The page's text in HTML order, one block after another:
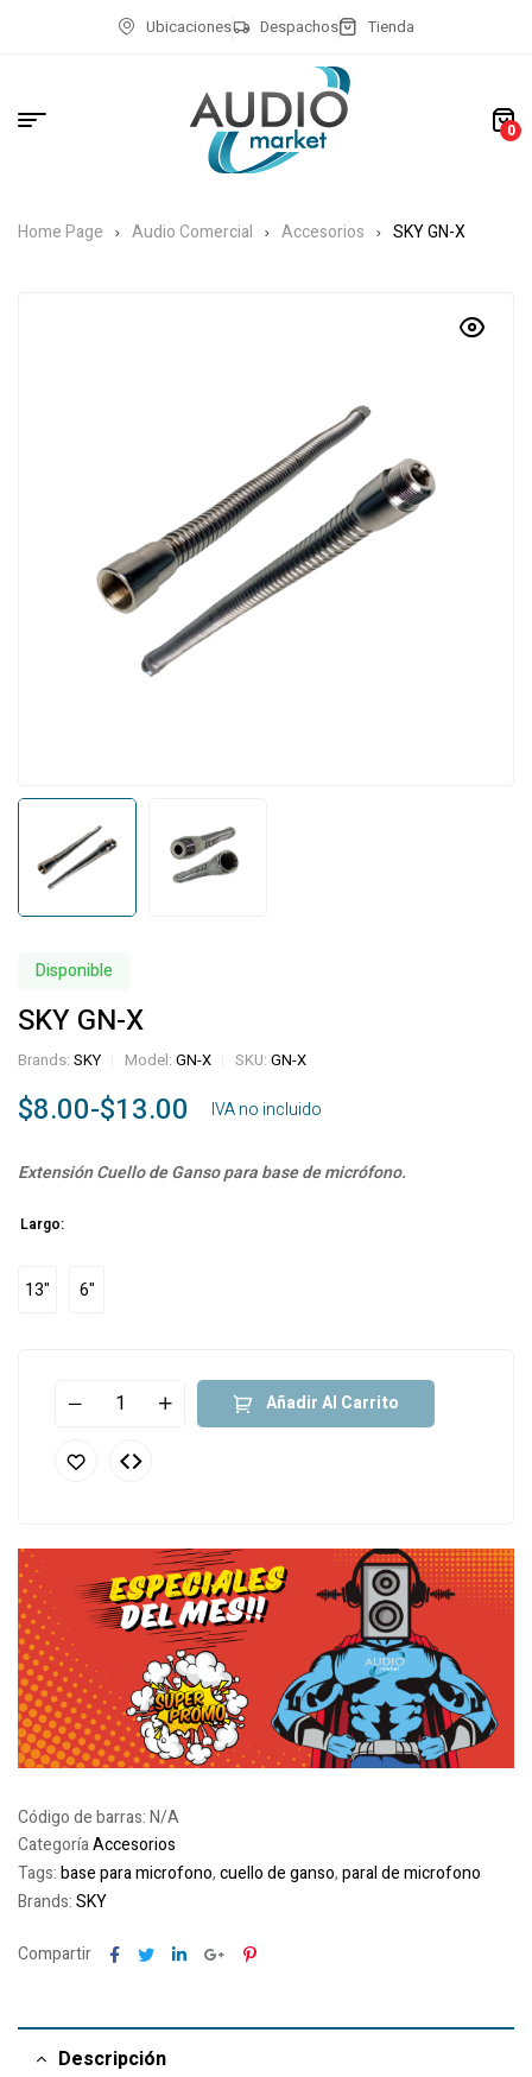
Ubicaciones Despachos Tienda
0
Home Page Audio Comercial Accesorios SKY GN-X
Disponible
SKY GN-X
Brands: SKY Model: GN-X SKU: GN-X
$8.00-$13.00 ‎ ‎ ‎ IVA no incluido
Extensión Cuello de Ganso para base de micrófono.
Largo:
13" 6"
Añadir Al Carrito
Código de barras:N/A
CategoríaAccesorios
Tags:base para microfono,cuello de ganso,paral de microfono
Brands:SKY
Compartir Facebook
TwitterLinkedinGoogle+Pinterest
Descripción